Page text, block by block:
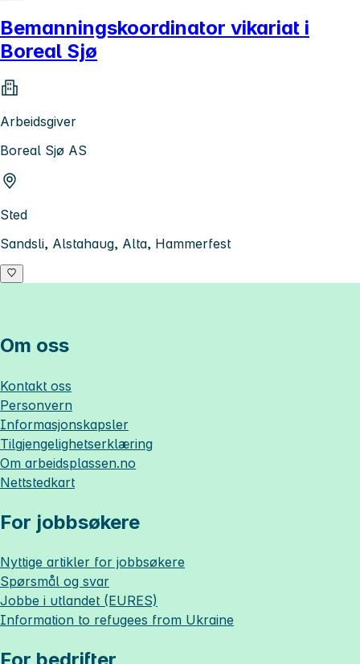
Bemanningskoordinator vikariat i
Boreal Sjø
Arbeidsgiver
Boreal Sjø AS
Sted
Sandsli, Alstahaug, Alta, Hammerfest
Om oss
Kontakt oss
Personvern
Informasjonskapsler
Tilgjengelighetserklæring
Om arbeidsplassen.no
Nettstedkart
For jobbsøkere
Nyttige artikler for jobbsøkere
Spørsmål og svar
Jobbe i utlandet (EURES)
Information to refugees from Ukraine